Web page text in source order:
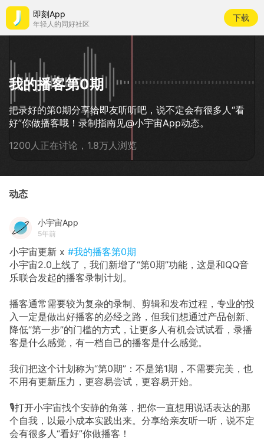
即刻App
年轻人的同好社区
下载
我的播客第0期
把录好的第0期分享给即友听听吧，说不定会有很多人“看
好”你做播客哦！录制指南见@小宇宙App动态。
1200人正在讨论，1.8万人浏览
动态
小宇宙App
5年前
小宇宙更新 x #我的播客第0期
小宇宙2.0上线了，我们新增了“第0期”功能，这是和QQ音
乐联合发起的播客录制计划。
播客通常需要较为复杂的录制、剪辑和发布过程，专业的投
入一定是做出好播客的必经之路，但我们想通过产品创新、
降低“第一步”的门槛的方式，让更多人有机会试试看，录播
客是什么感觉，有一档自己的播客是什么感觉。
我们把这个计划称为“第0期”：不是第1期，不需要完美，也
不用有更新压力，更容易尝试，更容易开始。
🎙️打开小宇宙找个安静的角落，把你一直想用说话表达的那
个自我，以最小成本实践出来。分享给亲友听一听，说不定
会有很多人“看好”你做播客！